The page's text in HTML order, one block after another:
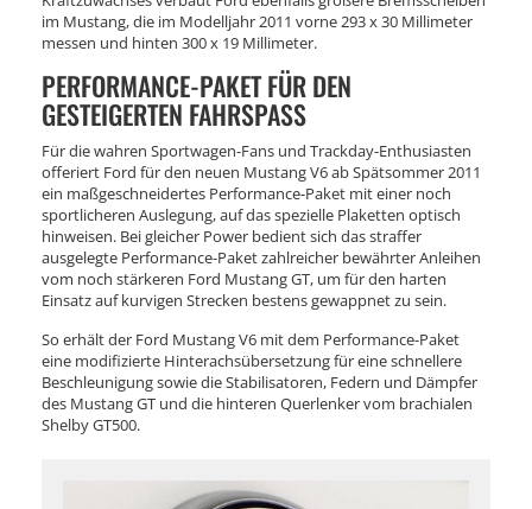
im Mustang, die im Modelljahr 2011 vorne 293 x 30 Millimeter
messen und hinten 300 x 19 Millimeter.
PERFORMANCE-PAKET FÜR DEN
GESTEIGERTEN FAHRSPASS
Für die wahren Sportwagen-Fans und Trackday-Enthusiasten
offeriert Ford für den neuen Mustang V6 ab Spätsommer 2011
ein maßgeschneidertes Performance-Paket mit einer noch
sportlicheren Auslegung, auf das spezielle Plaketten optisch
hinweisen. Bei gleicher Power bedient sich das straffer
ausgelegte Performance-Paket zahlreicher bewährter Anleihen
vom noch stärkeren Ford Mustang GT, um für den harten
Einsatz auf kurvigen Strecken bestens gewappnet zu sein.
So erhält der Ford Mustang V6 mit dem Performance-Paket
eine modifizierte Hinterachsübersetzung für eine schnellere
Beschleunigung sowie die Stabilisatoren, Federn und Dämpfer
des Mustang GT und die hinteren Querlenker vom brachialen
Shelby GT500.